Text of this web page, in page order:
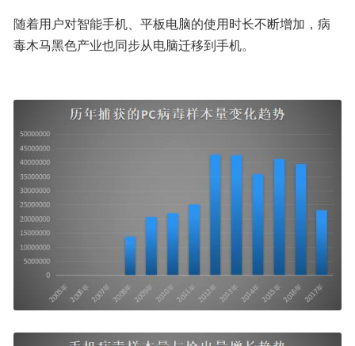
随着用户对智能手机、平板电脑的使用时长不断增加，病
毒木马黑色产业也同步从电脑迁移到手机。